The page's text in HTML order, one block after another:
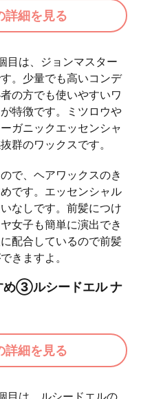
詳細を見る
目は、ジョンマスター
。少量でも高いコンデ
の方でも使いやすいワ
特徴です。ミツロウや
ガニックエッセンシャ
群のワックスです。
で、ヘアワックスのき
です。エッセンシャル
なしです。前髪につけ
女子も簡単に演出でき
配合しているので前髪
きますよ。
め③ルシードエル ナ
詳細を見る
目は、ルシードエルの